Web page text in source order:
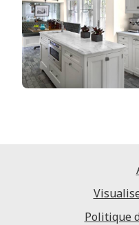
Politique